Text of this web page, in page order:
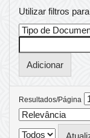
Utilizar filtros
Resultados/Página